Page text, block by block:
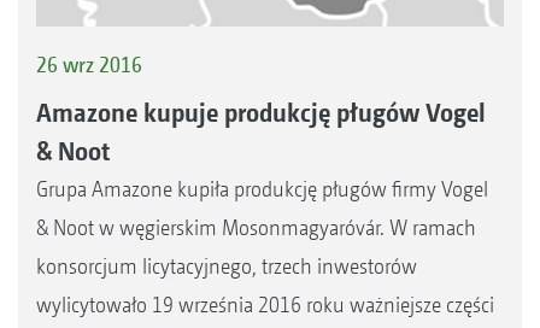
26 wrz 2016
Amazone kupuje produkcję pługów Vogel
& Noot
Grupa Amazone kupiła produkcję pługów firmy Vogel
& Noot w węgierskim Mosonmagyaróvár. W ramach
konsorcjum licytacyjnego, trzech inwestorów
wylicytowało 19 września 2016 roku ważniejsze części